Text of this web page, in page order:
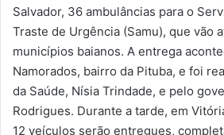
Salvador, 36 ambulâncias para o
Traste de Urgência (Samu), que vão
municípios baianos. A entrega
Namorados, bairro da Pituba, e foi
da Saúde, Nísia Trindade, e pelo
Rodrigues. Durante a tarde, em
12 veículos serão entregues,